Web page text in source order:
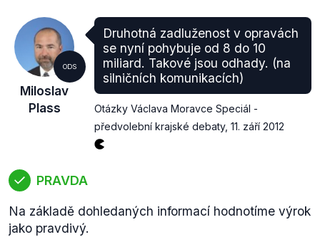
ODS
Miloslav
Plass
Druhotná zadluženost v opravách
se nyní pohybuje od 8 do 10
miliard. Takové jsou odhady. (na
silničních komunikacích)
Otázky Václava Moravce Speciál -
předvolební krajské debaty, 11. září 2012
PRAVDA
Na základě dohledaných informací hodnotíme výrok
jako pravdivý.